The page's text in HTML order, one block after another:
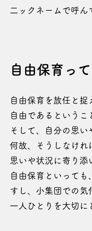
二ックネームで呼
自由保育っ
自由保育を放任と
自由であるという
そして、自分の思
何故、そうしなけれ
思いや状況に寄り添
自由保育といって
すし、小集団での気
一人ひとりを大切に